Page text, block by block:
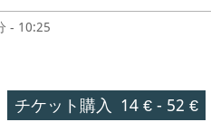
- 10:25
チケット購入 14 €- 52 €